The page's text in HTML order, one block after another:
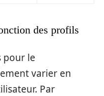
des profils
pour le
varier en
Par